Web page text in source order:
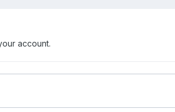
account.